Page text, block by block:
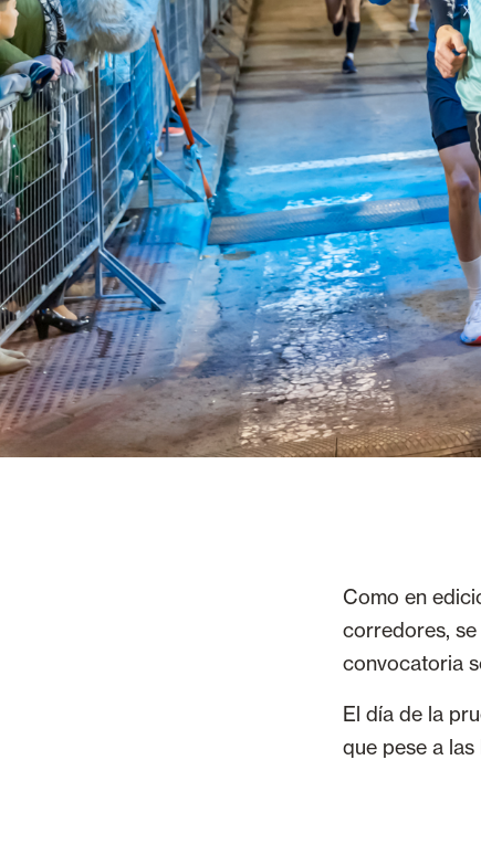
Como en
corredores,
convocatoria
El día de la
que pese a